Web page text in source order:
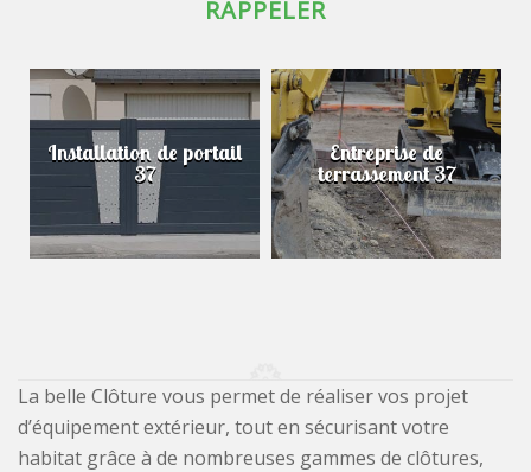
Installation de portail
37
Entreprise de
terrassement 37
La belle Clôture vous permet de réaliser vos projet
d’équipement extérieur, tout en sécurisant votre
habitat grâce à de nombreuses gammes de clôtures,